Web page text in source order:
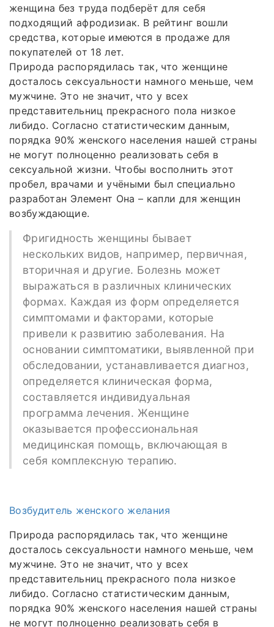
женщина без труда подберёт для себя
подходящий афродизиак. В рейтинг вошли
средства, которые имеются в продаже для
покупателей от 18 лет.
Природа распорядилась так, что женщине
досталось сексуальности намного меньше, чем
мужчине. Это не значит, что у всех
представительниц прекрасного пола низкое
либидо. Согласно статистическим данным,
порядка 90% женского населения нашей страны
не могут полноценно реализовать себя в
сексуальной жизни. Чтобы восполнить этот
пробел, врачами и учёными был специально
разработан Элемент Она – капли для женщин
возбуждающие.
Фригидность женщины бывает
нескольких видов, например, первичная,
вторичная и другие. Болезнь может
выражаться в различных клинических
формах. Каждая из форм определяется
симптомами и факторами, которые
привели к развитию заболевания. На
основании симптоматики, выявленной при
обследовании, устанавливается диагноз,
определяется клиническая форма,
составляется индивидуальная
программа лечения. Женщине
оказывается профессиональная
медицинская помощь, включающая в
себя комплексную терапию.
Возбудитель женского желания
Природа распорядилась так, что женщине
досталось сексуальности намного меньше, чем
мужчине. Это не значит, что у всех
представительниц прекрасного пола низкое
либидо. Согласно статистическим данным,
порядка 90% женского населения нашей страны
не могут полноценно реализовать себя в